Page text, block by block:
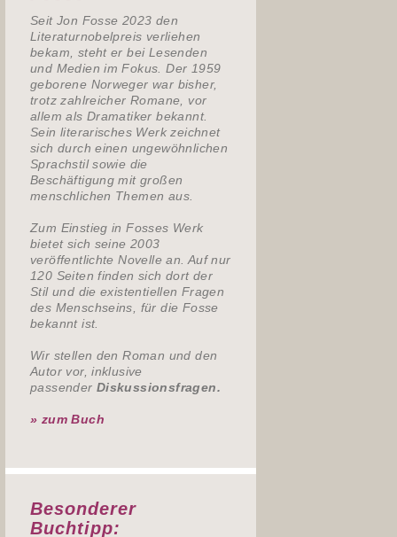
Seit Jon Fosse 2023 den
Literaturnobelpreis verliehen
bekam, steht er bei Lesenden
und Medien im Fokus. Der 1959
geborene Norweger war bisher,
trotz zahlreicher Romane, vor
allem als Dramatiker bekannt.
Sein literarisches Werk zeichnet
sich durch einen ungewöhnlichen
Sprachstil sowie die
Beschäftigung mit großen
menschlichen Themen aus.
Zum Einstieg in Fosses Werk
bietet sich seine 2003
veröffentlichte Novelle an. Auf nur
120 Seiten finden sich dort der
Stil und die existentiellen Fragen
des Menschseins, für die Fosse
bekannt ist.
Wir stellen den Roman und den
Autor vor, inklusive
passender Diskussionsfragen.
» zum Buch
Besonderer
Buchtipp: